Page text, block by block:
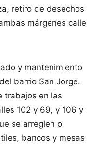
retiro de desechos
márgenes calle
y mantenimiento
barrio San Jorge.
trabajos en las
102 y 69, y 106 y
se arreglen o
bancos y mesas